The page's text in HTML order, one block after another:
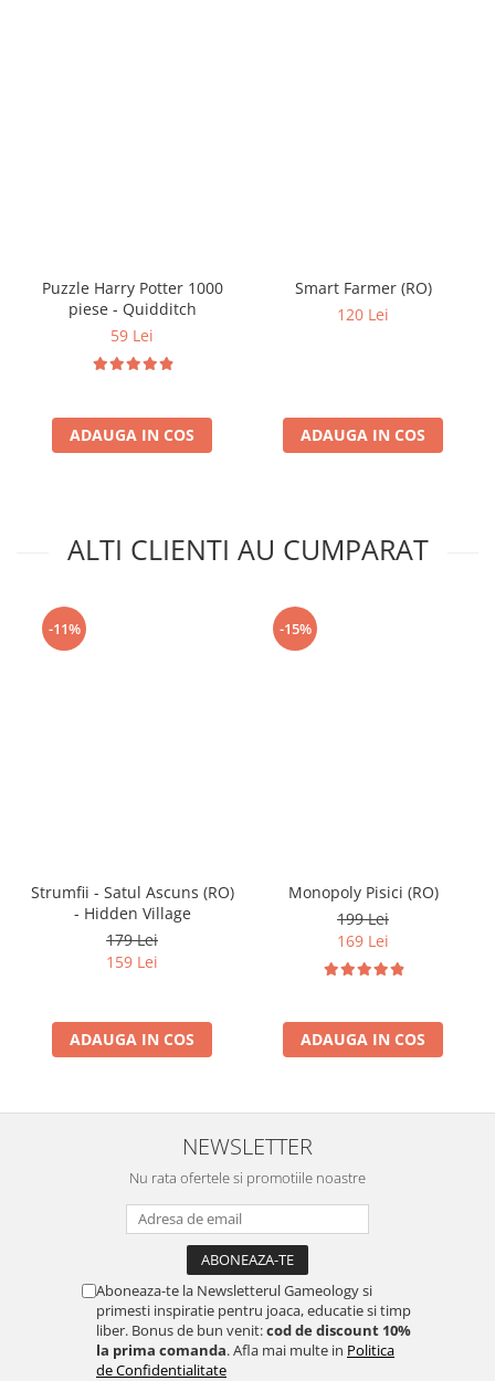
Puzzle Harry Potter 1000
piese - Quidditch
59 Lei
ADAUGA IN COS
Smart Farmer (RO)
120 Lei
ADAUGA IN COS
ALTI CLIENTI AU CUMPARAT
-11%
Strumfii - Satul Ascuns (RO)
- Hidden Village
179 Lei
159 Lei
ADAUGA IN COS
-15%
Monopoly Pisici (RO)
199 Lei
169 Lei
ADAUGA IN COS
NEWSLETTER
Nu rata ofertele si promotiile noastre
Aboneaza-te la Newsletterul Gameology si
primesti inspiratie pentru joaca, educatie si timp
liber. Bonus de bun venit:cod de discount 10%
la prima comanda. Afla mai multe in Politica
de Confidentialitate